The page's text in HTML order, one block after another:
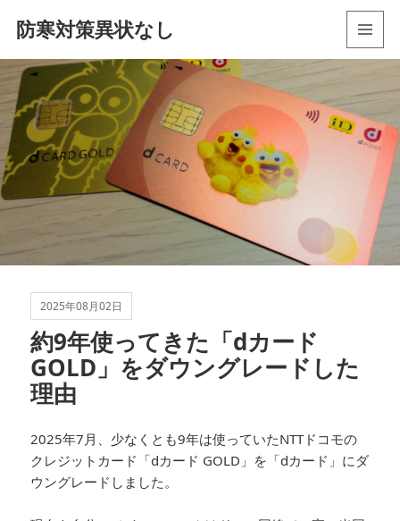
防寒対策異状なし
ーとウ
ット
2025年08月02日
約9年使ってきた「dカード
GOLD」をダウングレードした
理由
2025年7月、少なくとも9年は使っていたNTTドコモの
クレジットカード「dカード GOLD」を「dカード」にダ
ウングレードしました。